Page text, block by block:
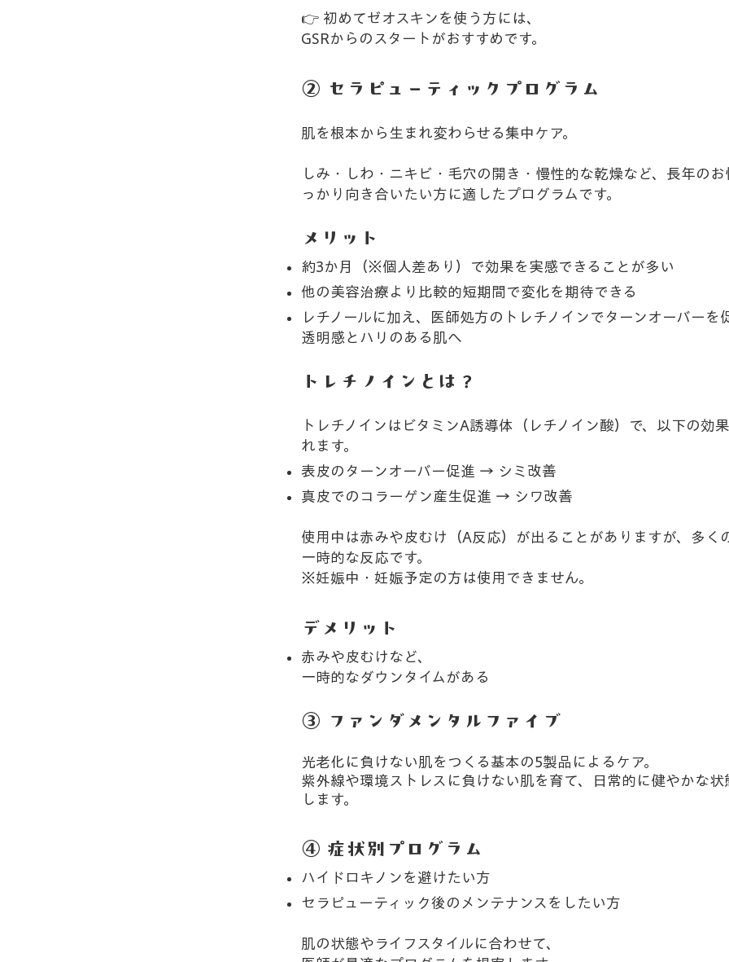
👉 初めてゼオスキンを使う方には、
GSRからのスタートがおすすめです。
② セラピューティックプログラム
肌を根本から生まれ変わらせる集中ケア。
しみ・しわ・ニキビ・毛穴の開き・慢性的な乾燥など、長年の
っかり向き合いたい方に適したプログラムです。
メリット
約3か月（※個人差あり）で効果を実感できることが多い
他の美容治療より比較的短期間で変化を期待できる
レチノールに加え、医師処方のトレチノインでターンオーバーを
透明感とハリのある肌へ
トレチノインとは？
トレチノインはビタミンA誘導体（レチノイン酸）で、以下の効
れます。
表皮のターンオーバー促進 → シミ改善
真皮でのコラーゲン産生促進 → シワ改善
使用中は赤みや皮むけ（A反応）が出ることがありますが、多く
一時的な反応です。
※妊娠中・妊娠予定の方は使用できません。
デメリット
赤みや皮むけなど、
一時的なダウンタイムがある
③ ファンダメンタルファイブ
光老化に負けない肌をつくる基本の5製品によるケア。
紫外線や環境ストレスに負けない肌を育て、日常的に健やかな状
します。
④ 症状別プログラム
ハイドロキノンを避けたい方
セラピューティック後のメンテナンスをしたい方
肌の状態やライフスタイルに合わせて、